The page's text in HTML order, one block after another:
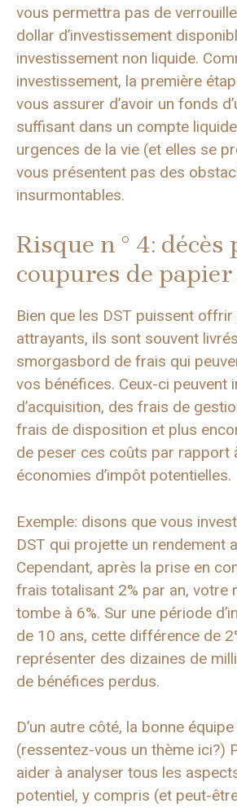
vous permettra pas de
dollar d’investissement
investissement non liquide.
investissement, la première
vous assurer d’avoir un fonds
suffisant dans un compte
urgences de la vie (et elles se
vous présentent pas des
insurmontables.
Risque n ° 4:
coupures de
Bien que les DST puissent
attrayants, ils sont souvent
smorgasbord de frais qui
vos bénéfices. Ceux-ci peuvent
d’acquisition, des frais de
frais de disposition et plus
de peser ces coûts par rapport
économies d’impôt potentielles.
Exemple: disons que vous
DST qui projette un rendement
Cependant, après la prise en
frais totalisant 2% par an, votre
tombe à 6%. Sur une période
de 10 ans, cette différence de
représenter des dizaines de
de bénéfices perdus.
D’un autre côté, la bonne
(ressentez-vous un thème ici?)
aider à analyser tous les
potentiel, y compris (et peut-